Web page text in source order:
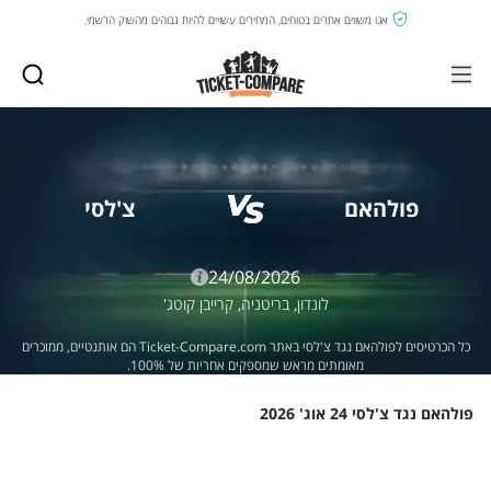
אנו משווים אתרים בטוחים, המחירים עשויים להיות גבוהים מהשוק הרשמי.
פולהאם צ'לסי
24/08/2026
לונדון, בריטניה, קרייבן קוטג'
כל הכרטיסים לפולהאם נגד צ'לסי באתר Ticket-Compare.com הם אותנטיים, ממוכרים
מאומתים מראש שמספקים אחריות של 100%.
פולהאם נגד צ'לסי 24 אוג' 2026